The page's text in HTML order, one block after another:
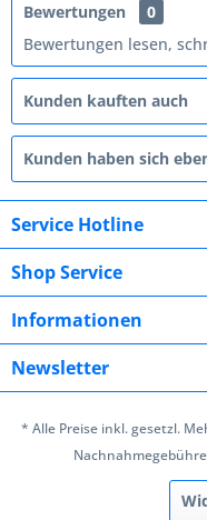
Bewertungen
0
Bewertungen lesen,
Kunden kauften auch
Kunden haben sich
Service Hotline
Shop Service
Informationen
Newsletter
* Alle Preise inkl. gesetzl.